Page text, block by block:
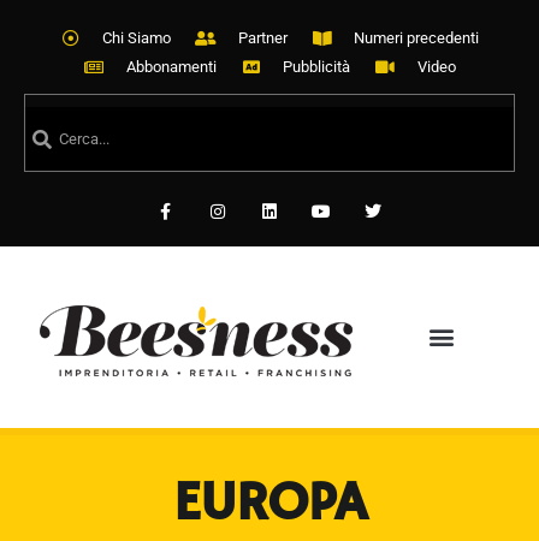
Chi Siamo Partner
Numeri precedenti
Abbonamenti
Pubblicità Video
EUROPA